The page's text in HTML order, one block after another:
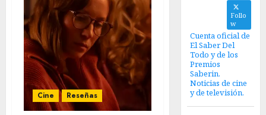
Cine Reseñas
Follo
w
Cuenta oficial de
El Saber Del
Todo y de los
Premios
Saberin.
Noticias de cine
y de televisión.